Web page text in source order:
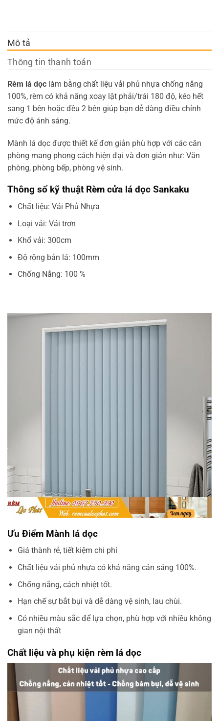
Mô tả
Thông tin thanh toán
Rèm lá dọc làm bằng chất liệu vải phủ nhựa chống nắng
100%, rèm có khả năng xoay lật phải/trái 180 độ, kéo hết
sang 1 bên hoặc đều 2 bên giúp bạn dễ dàng điều chỉnh
mức độ ánh sáng.
Mành lá dọc được thiết kế đơn giản phù hợp với các căn
phòng mang phong cách hiện đại và đơn giản như: Văn
phòng, phòng bếp, phòng vệ sinh.
Thông số kỹ thuật Rèm cửa lá dọc Sankaku
Chất liệu: Vải Phủ Nhựa
Loại vải: Vải trơn
Khổ vải: 300cm
Độ rộng bản lá: 100mm
Chống Nắng: 100 %
Ưu Điểm Mành lá dọc
Giá thành rẻ, tiết kiệm chi phí
Chất liệu vải phủ nhựa có khả năng cản sáng 100%.
Chống nắng, cách nhiệt tốt.
Hạn chế sự bắt bụi và dễ dàng vệ sinh, lau chùi.
Có nhiều màu sắc để lựa chọn, phù hợp với nhiều không
gian nội thất
Chất liệu và phụ kiện rèm lá dọc